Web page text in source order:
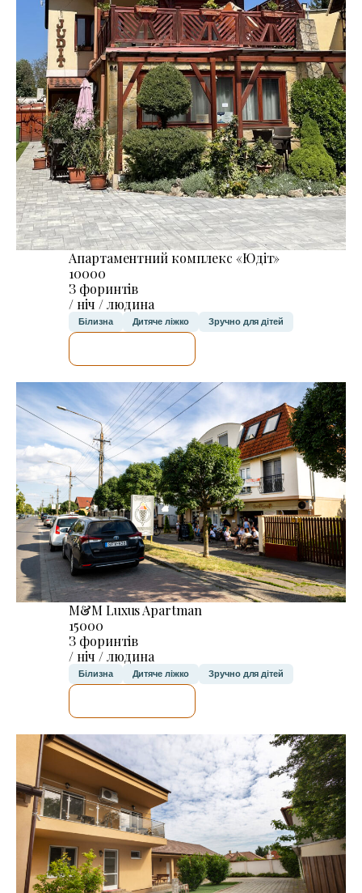
Апартаментний комплекс «Юдіт»
10000
З форинтів
/ ніч / людина
Білизна Дитяче ліжко Зручно для дітей
M&M Luxus Apartman
15000
З форинтів
/ ніч / людина
Білизна Дитяче ліжко Зручно для дітей